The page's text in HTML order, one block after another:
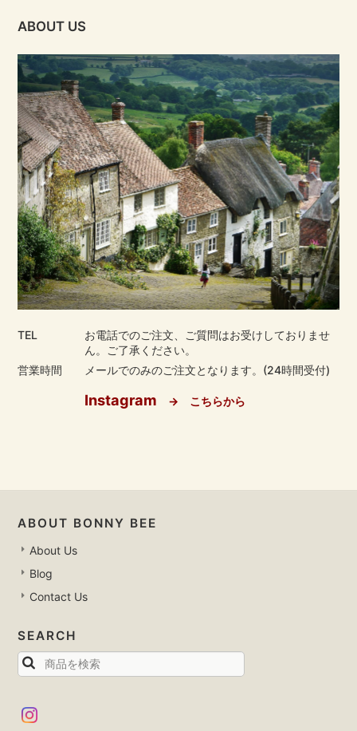
ABOUT US
TEL
お電話でのご注文、ご質問はお受けしておりませ
ん。ご了承ください。
営業時間
メールでのみのご注文となります。(24時間受付)
Instagram → こちらから
ABOUT BONNY BEE
About Us
Blog
Contact Us
SEARCH